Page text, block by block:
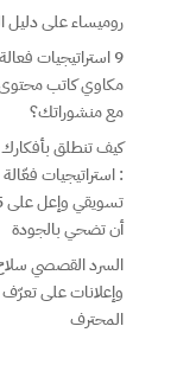
روميساءعلىدليل
مكاوي كاتب
مع منشوراتك؟
: استراتيجيات
تسويقي وإعلعلى
أن تضحي بالجودة
السرد القصصي
وإعلاناتعلى
المحترف